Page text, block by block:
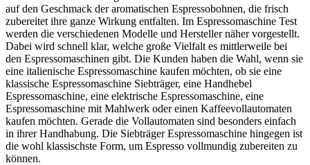
auf den Geschmack der aromatischen Espressobohnen, die frisch
zubereitet ihre ganze Wirkung entfalten. Im Espressomaschine Test
werden die verschiedenen Modelle und Hersteller näher vorgestellt.
Dabei wird schnell klar, welche große Vielfalt es mittlerweile bei
den Espressomaschinen gibt. Die Kunden haben die Wahl, wenn sie
eine italienische Espressomaschine kaufen möchten, ob sie eine
klassische Espressomaschine Siebträger, eine Handhebel
Espressomaschine, eine elektrische Espressomaschine, eine
Espressomaschine mit Mahlwerk oder einen Kaffeevollautomaten
kaufen möchten. Gerade die Vollautomaten sind besonders einfach
in ihrer Handhabung. Die Siebträger Espressomaschine hingegen ist
die wohl klassischste Form, um Espresso vollmundig zubereiten zu
können.